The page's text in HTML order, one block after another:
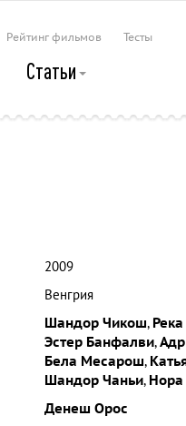
Рейтинг фильмов Тесты
Статьи
2009
Венгрия
Шандор Чикош,
Эстер Банфалви,
Бела Месарош,
Шандор Чаньи, Нора
Денеш Орос